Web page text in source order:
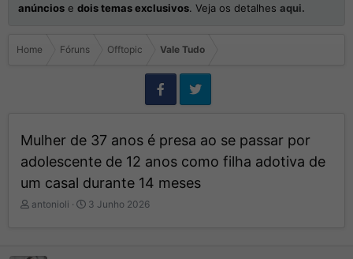
anúncios e dois temas exclusivos. Veja os detalhes aqui.
Home Fóruns Offtopic Vale Tudo
Mulher de 37 anos é presa ao se passar por
adolescente de 12 anos como filha adotiva de
um casal durante 14 meses
Iantonioli
D
3 Junho 2026